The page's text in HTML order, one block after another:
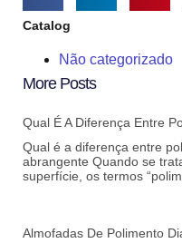
Catalog
Não categorizado
More Posts
Qual É A Diferença Entre
Qual é a diferença entre
abrangente Quando se
superfície, os termos
Almofadas De Polimento